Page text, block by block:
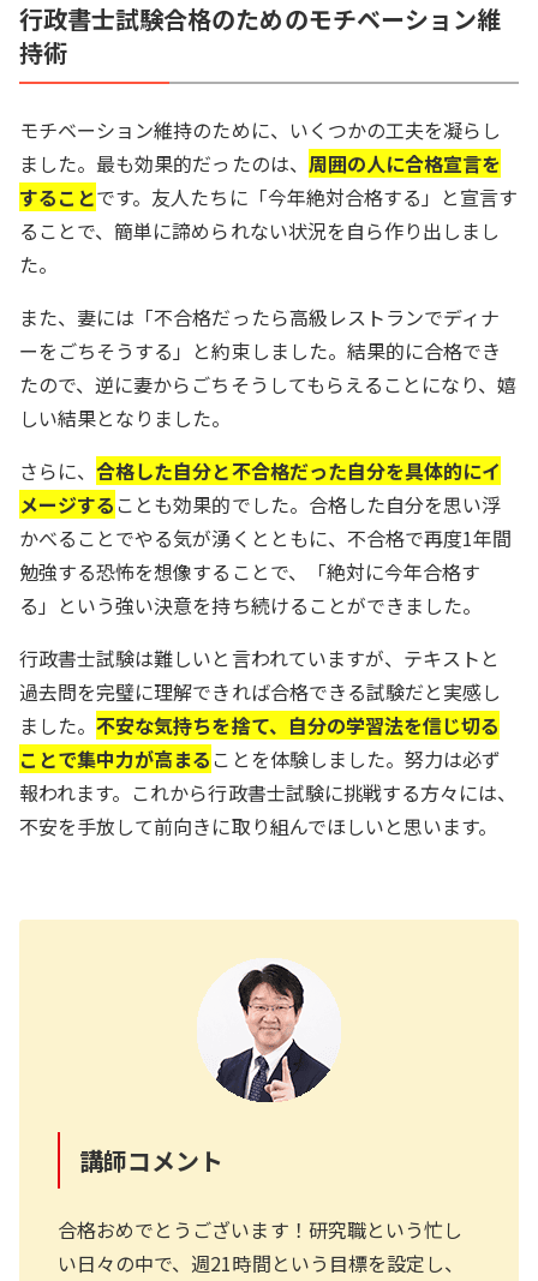
行政書士試験合格のためのモチベーション維
持術
モチベーション維持のために、いくつかの工夫を凝らし
ました。最も効果的だったのは、 周囲の人に合格宣言を
することです。友人たちに「今年絶対合格する」と宣言す
ることで、簡単に諦められない状況を自ら作り出しまし
た。
また、妻には「不合格だったら高級レストランでディナ
ーをごちそうする」と約束しました。結果的に合格でき
たので、逆に妻からごちそうしてもらえることになり、嬉
しい結果となりました。
さらに、合格した自分と不合格だった自分を具体的にイ
メージする ことも効果的でした。合格した自分を思い浮
かべることでやる気が湧くとともに、不合格で再度1年間
勉強する恐怖を想像することで、「絶対に今年合格す
る」という強い決意を持ち続けることができました。
行政書士試験は難しいと言われていますが、テキストと
過去問を完璧に理解できれば合格できる試験だと実感し
ました。不安な気持ちを捨て、自分の学習法を信じ切る
ことで集中力が高まる ことを体験しました。努力は必ず
報われます。これから行政書士試験に挑戦する方々には、
不安を手放して前向きに取り組んでほしいと思います。
講師コメント
合格おめでとうございます！研究職という忙し
い日々の中で、週21時間という目標を設定し、